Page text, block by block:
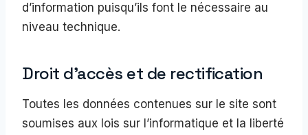
d’information puisqu’ils font le nécessaire au
niveau technique.
Droit d’accès et de rectification
Toutes les données contenues sur le site sont
soumises aux lois sur l’informatique et la liberté